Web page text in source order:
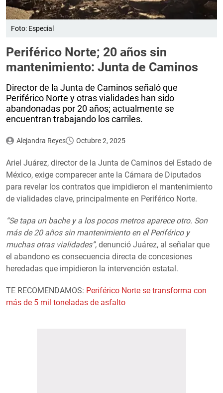
Foto: Especial
Periférico Norte; 20 años sin
mantenimiento: Junta de Caminos
Director de la Junta de Caminos señaló que
Periférico Norte y otras vialidades han sido
abandonadas por 20 años; actualmente se
encuentran trabajando los carriles.
Alejandra Reyes Octubre 2, 2025
Ariel Juárez, director de la Junta de Caminos del Estado de
México, exige comparecer ante la Cámara de Diputados
para revelar los contratos que impidieron el mantenimiento
de vialidades clave, principalmente en Periférico Norte.
“Se tapa un bache y a los pocos metros aparece otro. Son
más de 20 años sin mantenimiento en el Periférico y
muchas otras vialidades”, denunció Juárez, al señalar que
el abandono es consecuencia directa de concesiones
heredadas que impidieron la intervención estatal.
TE RECOMENDAMOS: Periférico Norte se transforma con
más de 5 mil toneladas de asfalto